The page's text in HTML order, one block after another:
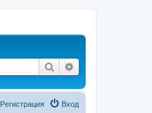
Поиск
Вход
Регистрация